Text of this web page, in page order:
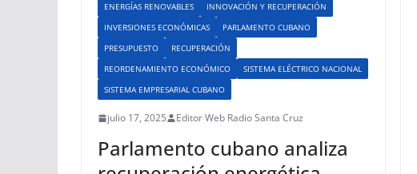
ENERGÍAS RENOVABLES
INNOVACIÓN Y RECUPERACIÓN
INVERSIONES ECONÓMICAS
PARLAMENTO CUBANO
PRESUPUESTO
RECUPERACIÓN
REORDENAMIENTO ECONÓMICO
SISTEMA ELÉCTRICO NACIONAL
SISTEMA EMPRESARIAL CUBANO
julio 17, 2025 Editor Web Radio Santa Cruz
Parlamento cubano analiza